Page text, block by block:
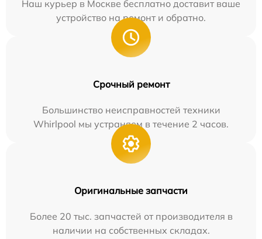
Наш курьер в Москве бесплатно доставит ваше
устройство на ремонт и обратно.
Срочный ремонт
Большинство неисправностей техники
Whirlpool мы устраняем в течение 2 часов.
Оригинальные запчасти
Более 20 тыс. запчастей от производителя в
наличии на собственных складах.